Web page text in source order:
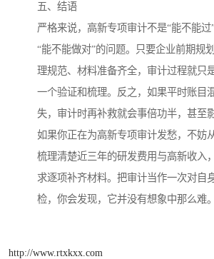
五、结语
严格来说，高新专项审计不是“能不能过
“能不能做对”的问题。只要企业前期规
理规范、材料准备齐全，审计过程就只
一个验证和梳理。反之，如果平时账目
失，审计时再补救就会事倍功半，甚至
如果你正在为高新专项审计发愁，不妨
梳理清楚近三年的研发费用与高新收入
求逐项补齐材料。把审计当作一次对自
检，你会发现，它并没有想象中那么难。
http://www.rtxkxx.com